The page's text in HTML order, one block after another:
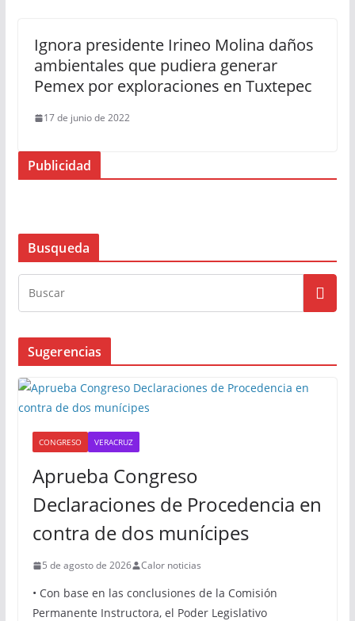
Ignora presidente Irineo Molina daños
ambientales que pudiera generar
Pemex por exploraciones en Tuxtepec
17 de junio de 2022
Publicidad
Busqueda
Sugerencias
CONGRESO VERACRUZ
Aprueba Congreso
Declaraciones de Procedencia en
contra de dos munícipes
5 de agosto de 2026 Calor noticias
• Con base en las conclusiones de la Comisión
Permanente Instructora, el Poder Legislativo